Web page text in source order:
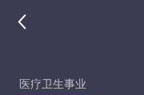
医疗卫生事业